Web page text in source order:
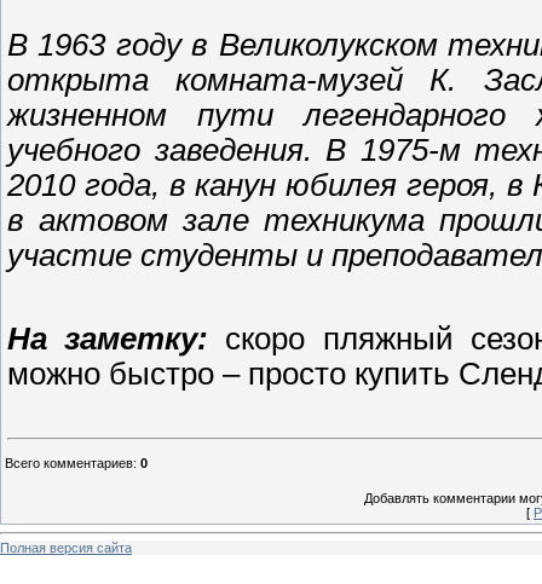
В 1963 году в Великолукском
открыта комната-музей К.
жизненном пути легендарного
учебного заведения. В 1975-м
2010 года, в канун юбилея героя,
в актовом зале техникума
участие студенты и
На заметку: скоро пляжный
можно быстро – просто купить
Всего комментариев: 0
Добавлять комментарии
[
Полная версия сайта